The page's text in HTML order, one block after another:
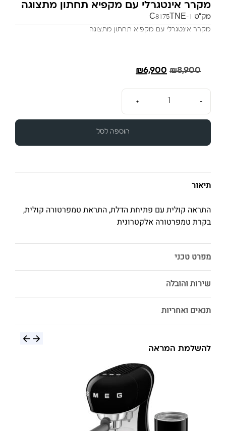
מקרר אינטגרלי עם מקפיא תחתון מתצוגה
מק"ט C8175TNE-1
מקרר אינטגרלי עם מקפיא תחתון מתצוגה
₪8,900
₪6,900
-
+
הוספה לסל
תיאור
התראה קולית עם פתיחת הדלת, התראת טמפרטורה קולית,
בקרת טמפרטורה אלקטרונית
מפרט טכני
שירות והובלה
תנאים ואחריות
להשלמת המראה